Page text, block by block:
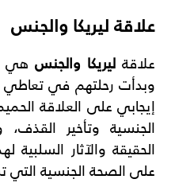
علاقة ليريكا والجنس
علاقة ليريكا والجنسهي
وبدأت رحلتهم في تعاطي
إيجابي على العلاقة
الجنسية وتأخير
الحقيقة والآثار السلبية
على الصحة الجنسية